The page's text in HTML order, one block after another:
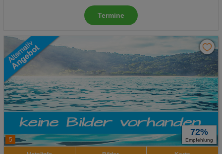
Termine
5
72%
Empfehlung